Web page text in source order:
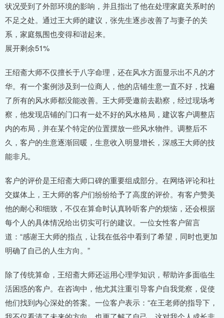
状况受到了外部环境的影响，并且指出了他在处理家庭关系时的
不足之处。通过王大师的建议，张先生逐步改善了与妻子的关
系，家庭氛围也变得和谐起来。
展开剩余51%
王绍斋大师不仅擅长于八字命理，还在风水方面显示出不凡的才
华。有一个案例涉及到一位商人，他的店铺生意一直不好，找遍
了所有的风水师都没能改善。王大师受邀前去勘察，经过现场考
察，他发现店铺的门口有一处不好的风水格局，建议客户调整店
内的布局，并在某个特定的位置摆放一些风水物件。调整后不
久，客户的生意逐渐回暖，生意收入明显增长，深感王大师的技
能非凡。
客户的评价是王绍斋大师口碑的重要组成部分。在网络评论和社
交媒体上，王大师的客户们纷纷给予了高度的评价。有客户赞美
他的耐心和细致，不仅在算命时认真聆听客户的烦恼，还会根据
每个人的具体情况给出切实可行的建议。一位女性客户留言
道：“感谢王大师的指点，让我在低谷中看到了希望，同时也更加
明确了自己的人生方向。”
除了传统算命，王绍斋大师还运用心理学知识，帮助许多面临生
活困惑的客户。在咨询中，他尤其注重引导客户自我觉察，促使
他们找到内心深处的答案。一位客户表示：“在王老师的指导下，